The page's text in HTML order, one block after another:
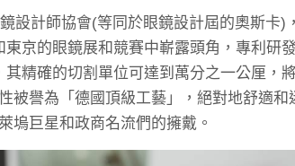
設計師協會(等同於眼鏡設計屆的奧斯卡)
京的眼鏡展和競賽中嶄露頭角，專利研
精確的切割單位可達到萬分之一公厘，
被譽為「德國頂級工藝」，絕對地舒適和
塢巨星和政商名流們的擁戴。